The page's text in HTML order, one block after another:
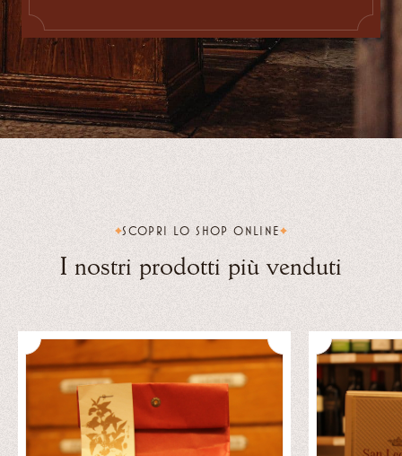
SCOPRI LO SHOP ONLINE
I nostri prodotti più venduti